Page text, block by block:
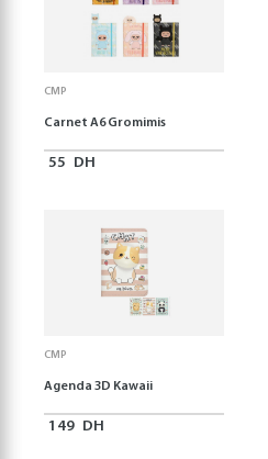
CMP
Carnet A6 Gromimis
55 DH
CMP
Agenda 3D Kawaii
149 DH